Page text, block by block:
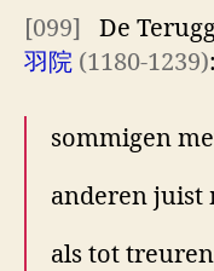
[099] De
羽院 (1180-1239):
sommigen
anderen juist
als tot